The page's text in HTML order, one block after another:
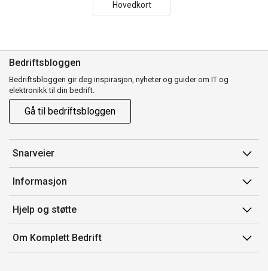
Hovedkort
Bedriftsbloggen
Bedriftsbloggen gir deg inspirasjon, nyheter og guider om IT og
elektronikk til din bedrift.
Gå til bedriftsbloggen
Snarveier
Min side
Ordreoversikt
Mine produkter
Informasjon
Salgsbetingelser
Avtalevilkår for Komplett Bedrift Pluss
Produsenter
Hjelp og støtte
Kontakt oss
Retur
Om Komplett Bedrift